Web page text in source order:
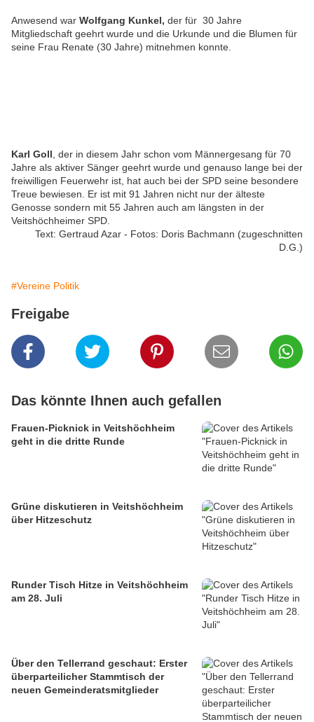
Anwesend war Wolfgang Kunkel, der für 30 Jahre
Mitgliedschaft geehrt wurde und die Urkunde und die Blumen für
seine Frau Renate (30 Jahre) mitnehmen konnte.
Karl Goll , der in diesem Jahr schon vom Männergesang für 70
Jahre als aktiver Sänger geehrt wurde und genauso lange bei der
freiwilligen Feuerwehr ist, hat auch bei der SPD seine besondere
Treue bewiesen. Er ist mit 91 Jahren nicht nur der älteste
Genosse sondern mit 55 Jahren auch am längsten in der
Veitshöchheimer SPD.
Text: Gertraud Azar - Fotos: Doris Bachmann (zugeschnitten
D.G.)
#Vereine Politik
Freigabe
Das könnte Ihnen auch gefallen
Frauen-Picknick in Veitshöchheim
geht in die dritte Runde
Grüne diskutieren in Veitshöchheim
über Hitzeschutz
Runder Tisch Hitze in Veitshöchheim
am 28. Juli
Über den Tellerrand geschaut: Erster
überparteilicher Stammtisch der
neuen Gemeinderatsmitglieder